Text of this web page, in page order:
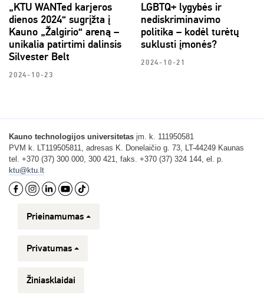
„KTU WANTed karjeros
dienos 2024“ sugrįžta į
Kauno „Žalgirio“ areną –
unikalia patirtimi dalinsis
Silvester Belt
2024-10-23
LGBTQ+ lygybės ir
nediskriminavimo
politika – kodėl turėtų
suklusti įmonės?
2024-10-21
Kauno technologijos universitetas įm. k. 111950581
PVM k. LT119505811, adresas K. Donelaičio g. 73, LT-44249 Kaunas
tel. +370 (37) 300 000, 300 421, faks. +370 (37) 324 144, el. p.
ktu@ktu.lt
Prieinamumas
Privatumas
Žiniasklaidai